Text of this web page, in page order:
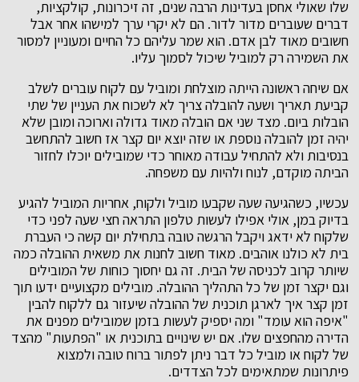
שלו שאולי אחסן בעדינות הרבה שנים, זה זיכרונות, קולקציות,
דברים שעוברים מדור לדור. הם לא יקרי ערך למישהו אחר אבל
חשובים מאוד לבן אדם. הוא שמר עליהם כל החיים ומעוניין למסור
את השמירה רק למוביל שיכול לסמוך עליו.
אם שיחה ראשונה הייתה מוצלחת ומוביל עם לקוח עוברים לשלב
קביעת תאריך ושעה להובלה צריך לא לשכוח את העניין של שתי
הובלות ביום. מצד שני אם הובלה מאוד גדולה וארוכה ומובן שלא
יהיה זמן להובלה נוספת או שזה יוצא יום קצר אז חשוב להתחשב
בנסיבות ולא להתחיל עבודה מאוחר כדי שמובילים יוכלו לחזור
הביתה מוקדם, לנוח ולהיות עם משפחה.
עכשיו, כשהגיעה שעה שקבעו מוביל ולקוח, אחריות המוביל להגיע
בדיוק במן, אולי אפילו לעשות טלפון התראה חצי שעה לפני כדי
שלקוח לא ידאג ויקבל הרגשה טובה בתחילת יום קשה כי העברת
בית לא כולנו אוהבים. מאוד חשוב לחנות את משאית ההובלה כמה
שיותר קרוב לכניסה של הבית. זה גם יחסוך כוחות של המובילים
וגם יקצר זמן של כל התהליך ההובלה. מובילים מקצועיים ידעו תוך
זמן קצר איך לארגן תוכנית של ההובלה שיעזור גם ללקוח להבין
"איפה הוא עומד" ומה יספיק לעשות בזמן שמובילים מפנים את
הדירה מהחפצים שלו. אם יש שינויים בתוכנית או "הפתעות" מהצד
של לקוח או מוביל כל דבר ניתן לפתור ברוח טובה ולמצוא
פיתרונות שמתאימים לכל הצדדים.